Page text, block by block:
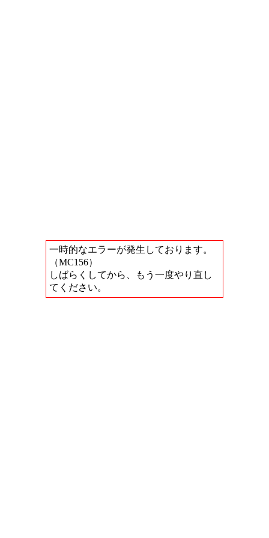
一時的なエラーが発生しております。
（MC156）
しばらくしてから、もう一度やり直し
てください。